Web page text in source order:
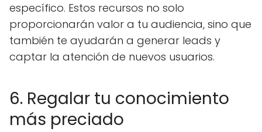
específico. Estos recursos no solo
proporcionarán valor a tu audiencia, sino que
también te ayudarán a generar leads y
captar la atención de nuevos usuarios.
6. Regalar tu conocimiento
más preciado